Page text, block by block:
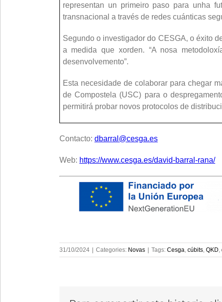
representan un primeiro paso para unha
transnacional a través de redes cuánticas
Segundo o investigador do CESGA, o éxito
a medida que xorden. “A nosa
desenvolvemento”.
Esta necesidade de colaborar para chegar
de Compostela (USC) para o
permitirá probar novos protocolos de
Contacto: dbarral@cesga.es
Web: https://www.cesga.es/david-barral-rana/
31/10/2024 Categories: Novas Tags: Cesga, cúbits, QKD,